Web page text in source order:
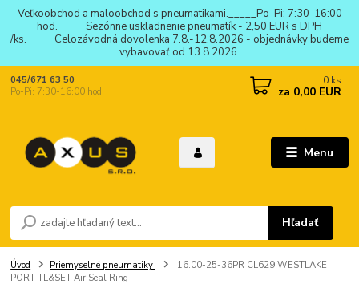
Veľkoobchod a maloobchod s pneumatikami._____Po-Pi: 7:30-16:00
hod._____Sezónne uskladnenie pneumatík - 2,50 EUR s DPH
/ks._____Celozávodná dovolenka 7.8.-12.8.2026 - objednávky budeme
vybavovať od 13.8.2026.
Menu
Hľadať
045/671 63 50
Po-Pi: 7:30-16:00 hod.
0 ks
za 0,00 EUR
Úvod Priemyselné pneumatiky
16.00-25-36PR CL629 WESTLAKE
PORT TL&SET Air Seal Ring